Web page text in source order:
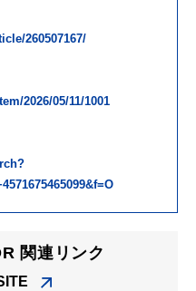
260507167/
2026/05/11/1001
関連リンク